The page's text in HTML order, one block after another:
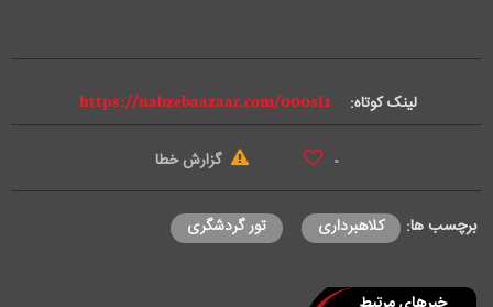
o
لینک کوتاه:
۰ گزارش خطا
برچسب ها: کلاهبرداری تور گردشگری